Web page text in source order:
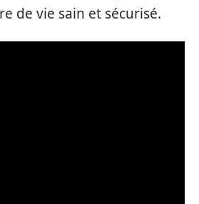
de vie sain et sécurisé.